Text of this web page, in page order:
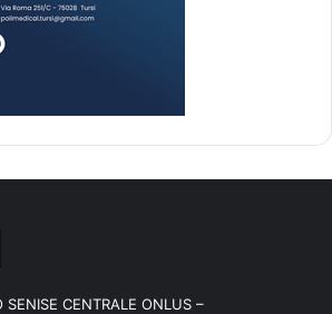
SENISE CENTRALE ONLUS –